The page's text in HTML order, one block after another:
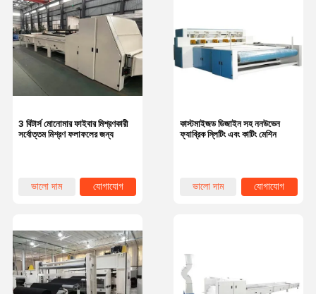
কাস্টমাইজড ডিজাইন সহ ননউভেন
ফ্যাব্রিক স্লিটিং এবং কাটিং মেশিন
ভালো দাম যোগাযোগ
3 বিটার্স মোনোমার ফাইবার মিশ্রণকারী
সর্বোত্তম মিশ্রণ ফলাফলের জন্য
ভালো দাম যোগাযোগ